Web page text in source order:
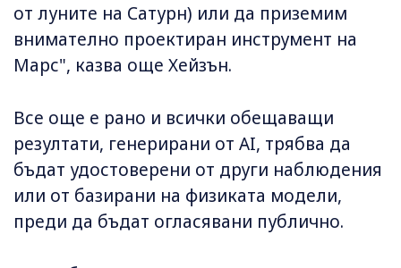
от луните на Сатурн) или да приземим
внимателно проектиран инструмент на
Марс", казва още Хейзън.
Все още е рано и всички обещаващи
резултати, генерирани от AI, трябва да
бъдат удостоверени от други наблюдения
или от базирани на физиката модели,
преди да бъдат огласявани публично.